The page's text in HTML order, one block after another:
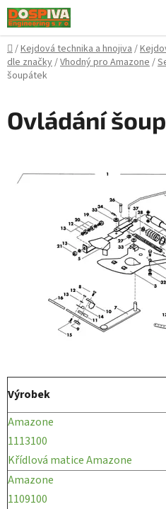
Přejít
na
obsah
Domů
/Kejdová technika a hnojiva/
dle značky/Vhodný pro Amazone/
šoupátek
Ovládání
Výrobek
Amazone
1113100
Křídlová matice Amazone
Amazone
1109100